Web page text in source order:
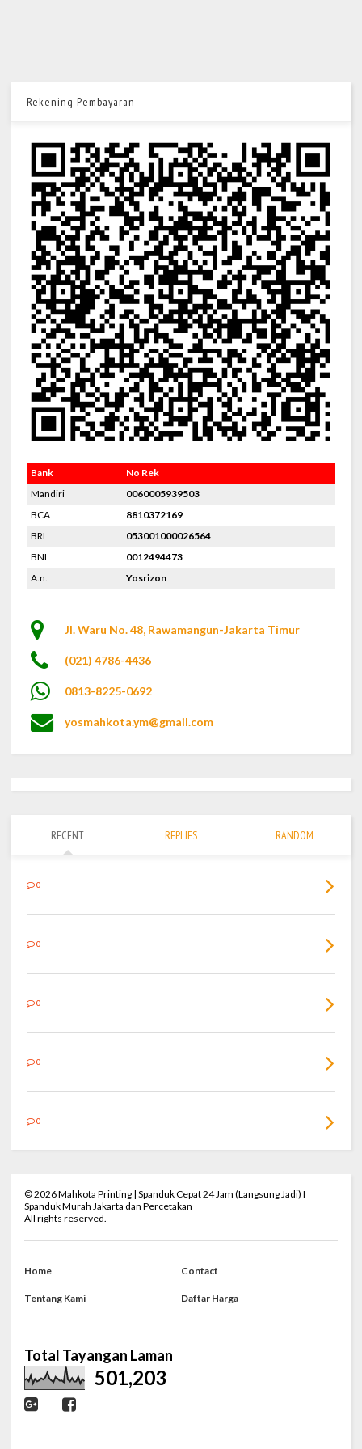
Rekening Pembayaran
Bank
No Rek
Mandiri
0060005939503
BCA
8810372169
BRI
053001000026564
BNI
0012494473
A.n.
Yosrizon
Jl. Waru No. 48, Rawamangun-Jakarta Timur
(021) 4786-4436
0813-8225-0692
yosmahkota.ym@gmail.com
RECENT REPLIES RANDOM
0
0
0
0
0
©2026Mahkota Printing | Spanduk Cepat 24 Jam (Langsung Jadi) I
Spanduk Murah Jakarta dan Percetakan
All rights reserved.
Home Contact
Tentang Kami Daftar Harga
Total Tayangan Laman
501,203